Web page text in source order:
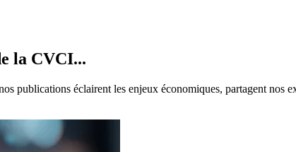
la CVCI...
publications éclairent les enjeux économiques, partagent nos